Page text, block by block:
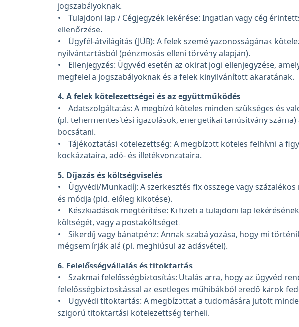
jogszabályoknak.
• Tulajdoni lap / Cégjegyzék lekérése: Ingatlan vagy cég
ellenőrzése.
• Ügyfél-átvilágítás (JÜB): A felek személyazonosságának
nyilvántartásból (pénzmosás elleni törvény alapján).
• Ellenjegyzés: Ügyvéd esetén az okirat jogi ellenjegyzése,
megfelel a jogszabályoknak és a felek kinyilvánított akaratának.
4. A felek kötelezettségei és az együttműködés
• Adatszolgáltatás: A megbízó köteles minden szükséges és
(pl. tehermentesítési igazolások, energetikai tanúsítvány
bocsátani.
• Tájékoztatási kötelezettség: A megbízott köteles felhívni a
kockázataira, adó- és illetékvonzataira.
5. Díjazás és költségviselés
• Ügyvédi/Munkadíj: A szerkesztés fix összege vagy
és módja (pld. előleg kikötése).
• Készkiadások megtérítése: Ki fizeti a tulajdoni lap lekérésének
költségét, vagy a postaköltséget.
• Sikerdíj vagy bánatpénz: Annak szabályozása, hogy mi
mégsem írják alá (pl. meghiúsul az adásvétel).
6. Felelősségvállalás és titoktartás
• Szakmai felelősségbiztosítás: Utalás arra, hogy az ügyvéd
felelősségbiztosítással az esetleges műhibákból eredő károk
• Ügyvédi titoktartás: A megbízottat a tudomására jutott
szigorú titoktartási kötelezettség terheli.